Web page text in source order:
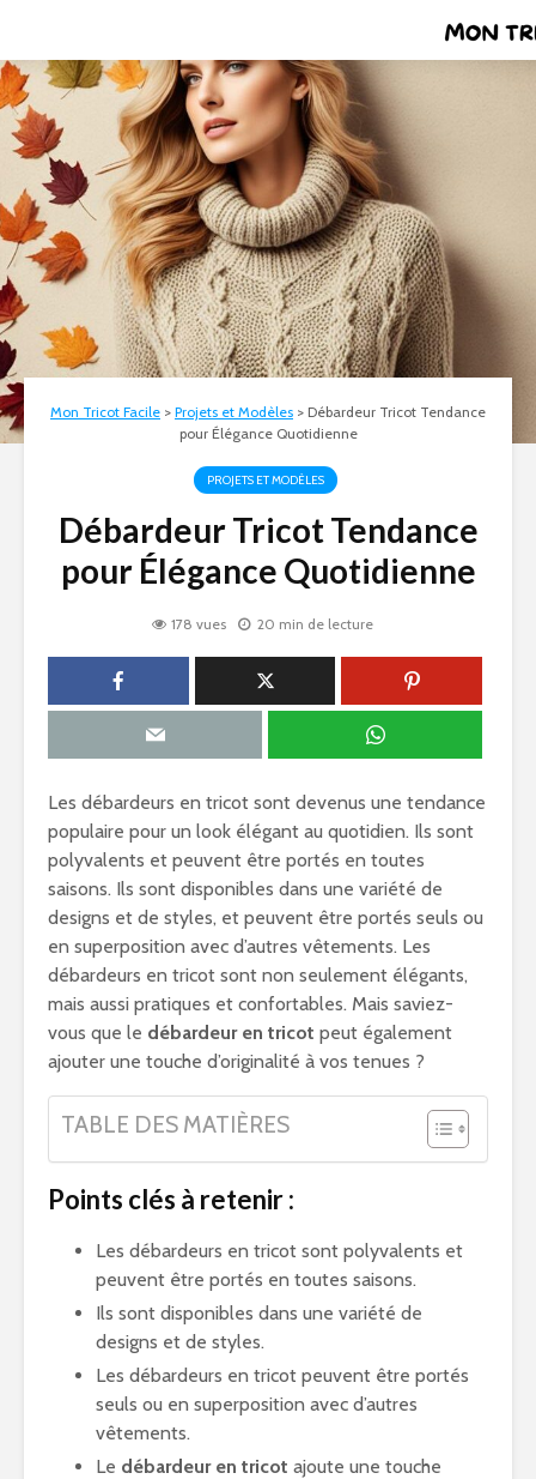
Mon Tricot Facile > Projets et Modèles > Débardeur Tricot Tendance
pour Élégance Quotidienne
PROJETS ET MODÈLES
Débardeur Tricot Tendance
pour Élégance Quotidienne
178 vues 20 min de lecture
Les débardeurs en tricot sont devenus une tendance
populaire pour un look élégant au quotidien. Ils sont
polyvalents et peuvent être portés en toutes
saisons. Ils sont disponibles dans une variété de
designs et de styles, et peuvent être portés seuls ou
en superposition avec d’autres vêtements. Les
débardeurs en tricot sont non seulement élégants,
mais aussi pratiques et confortables. Mais saviez-
vous que le débardeur en tricot peut également
ajouter une touche d’originalité à vos tenues ?
TABLE DES MATIÈRES
Points clés à retenir :
Les débardeurs en tricot sont polyvalents et
peuvent être portés en toutes saisons.
Ils sont disponibles dans une variété de
designs et de styles.
Les débardeurs en tricot peuvent être portés
seuls ou en superposition avec d’autres
vêtements.
Le débardeur en tricot ajoute une touche